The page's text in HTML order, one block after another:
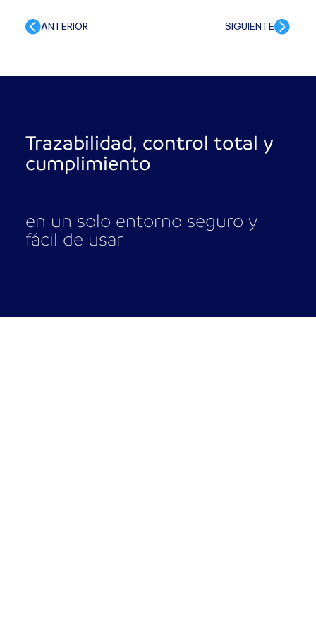
ANTERIOR SIGUIENTE
Trazabilidad, control total y
cumplimiento
en un solo entorno seguro y
fácil de usar